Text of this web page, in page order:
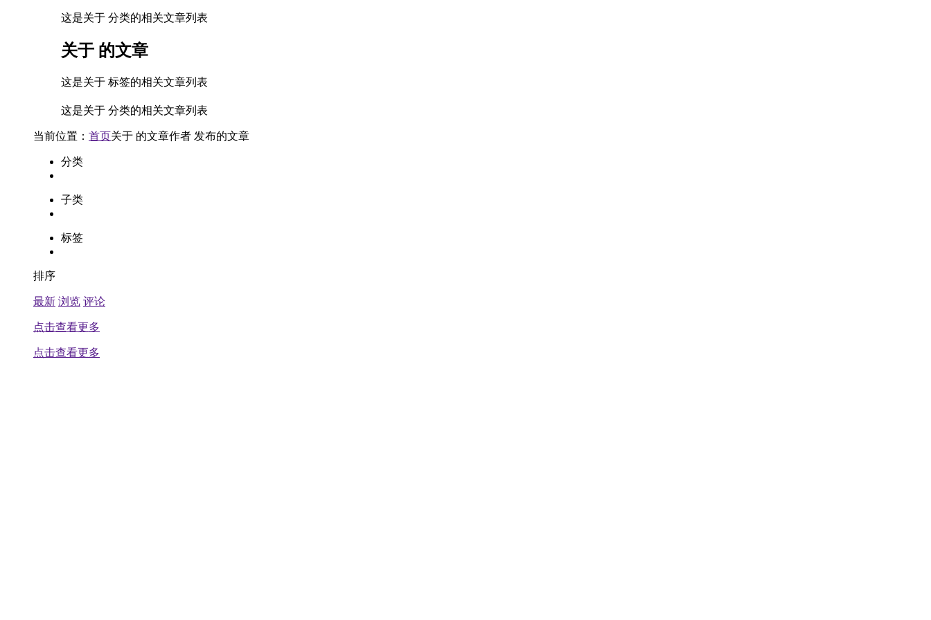
这是关于 分类的相关文章列表
关于 的文章
这是关于 标签的相关文章列表
这是关于 分类的相关文章列表
当前位置： 首页关于 的文章作者 发布的文章
分类
子类
标签
排序
最新 浏览 评论
点击查看更多
点击查看更多